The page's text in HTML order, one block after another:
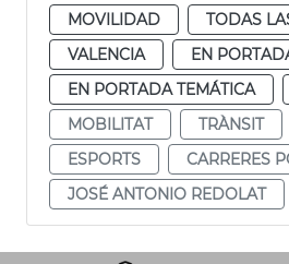
MOVILIDAD
TODAS
VALENCIA
EN
EN PORTADA TEMÁTICA
MOBILITAT
TRÀNSIT
ESPORTS
CARRERES
JOSÉ ANTONIO REDOLAT